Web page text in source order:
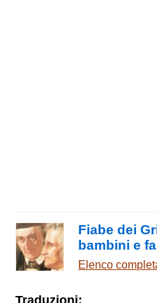
Fiabe dei
bambini e
Elenco
Traduzioni: